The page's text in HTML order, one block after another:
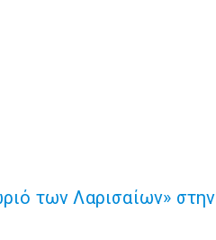
των Λαρισαίων» στην